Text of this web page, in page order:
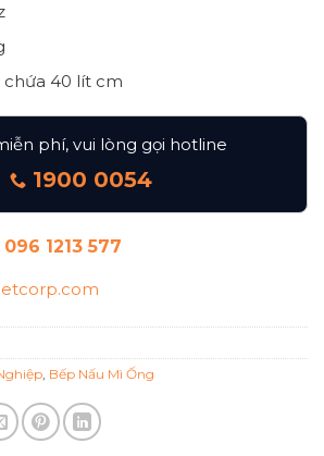
40 lít cm
phí, vui lòng gọi hotline
1900 0054
096 1213 577
, Bếp Nấu Mì Ống